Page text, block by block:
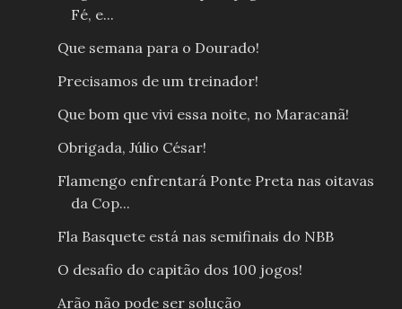
Fé, e...
Que semana para o Dourado!
Precisamos de um treinador!
Que bom que vivi essa noite, no Maracanã!
Obrigada, Júlio César!
Flamengo enfrentará Ponte Preta nas oitavas
da Cop...
Fla Basquete está nas semifinais do NBB
O desafio do capitão dos 100 jogos!
Arão não pode ser solução